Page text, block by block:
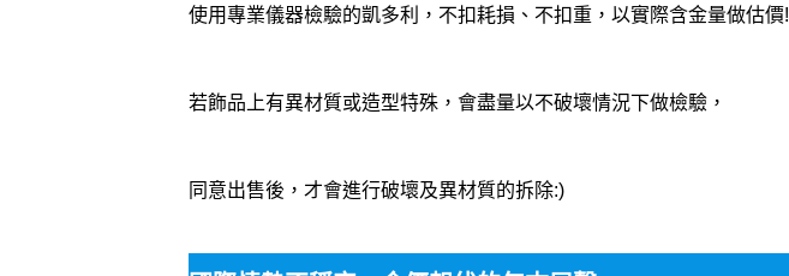
使用專業儀器檢驗的凱多利，不扣耗損、不扣重，以實際含金量做估價!
若飾品上有異材質或造型特殊，會盡量以不破壞情況下做檢驗，
同意出售後，才會進行破壞及異材質的拆除:)